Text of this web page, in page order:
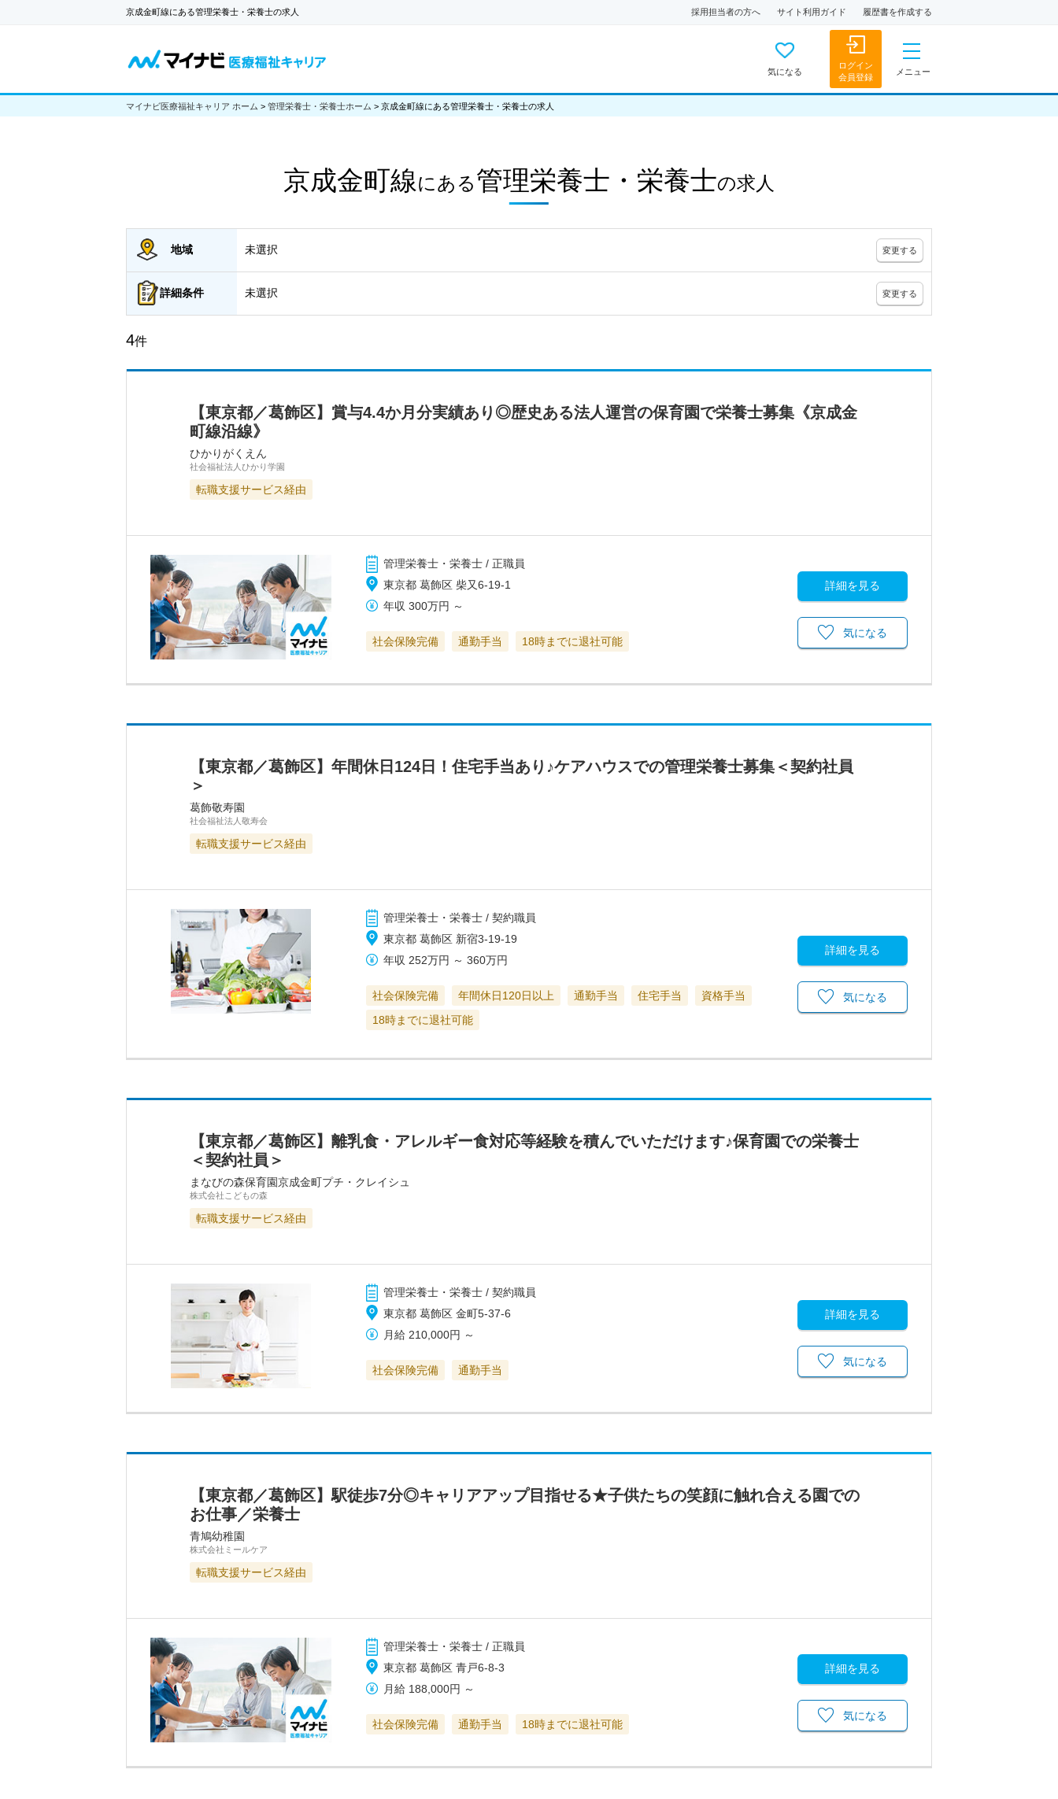
京成金町線にある管理栄養士・栄養士の求人 採用担当者の方へ サイト利用ガイド 履歴書を作成する
気になる
ログイン
会員登録
メニュー
マイナビ医療福祉キャリア ホーム > 管理栄養士・栄養士ホーム > 京成金町線にある管理栄養士・栄養士の求人
京成金町線にある管理栄養士・栄養士の求人
地域 未選択 変更する
詳細条件 未選択 変更する
4件
【東京都／葛飾区】賞与4.4か月分実績あり◎歴史ある法人運営の保育園で栄養士募集《京成金
町線沿線》
ひかりがくえん
社会福祉法人ひかり学園
転職支援サービス経由
管理栄養士・栄養士 / 正職員
東京都 葛飾区 柴又6-19-1
年収 300万円 ～
社会保険完備 通勤手当 18時までに退社可能
詳細を見る
気になる
【東京都／葛飾区】年間休日124日！住宅手当あり♪ケアハウスでの管理栄養士募集＜契約社員
＞
葛飾敬寿園
社会福祉法人敬寿会
転職支援サービス経由
管理栄養士・栄養士 / 契約職員
東京都 葛飾区 新宿3-19-19
年収 252万円 ～360万円
社会保険完備 年間休日120日以上 通勤手当 住宅手当
資格手当
18時までに退社可能
詳細を見る
気になる
【東京都／葛飾区】離乳食・アレルギー食対応等経験を積んでいただけます♪保育園での栄養士
＜契約社員＞
まなびの森保育園京成金町プチ・クレイシュ
株式会社こどもの森
転職支援サービス経由
管理栄養士・栄養士 / 契約職員
東京都 葛飾区 金町5-37-6
月給 210,000円 ～
社会保険完備 通勤手当
詳細を見る
気になる
【東京都／葛飾区】駅徒歩7分◎キャリアアップ目指せる★子供たちの笑顔に触れ合える園での
お仕事／栄養士
青鳩幼稚園
株式会社ミールケア
転職支援サービス経由
管理栄養士・栄養士 / 正職員
東京都 葛飾区 青戸6-8-3
月給 188,000円 ～
社会保険完備 通勤手当 18時までに退社可能
詳細を見る
気になる